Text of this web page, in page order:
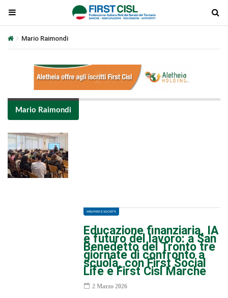
Mario Raimondi
Mario Raimondi
WELFARE E SOCIETÀ
Educazione finanziaria, IA
e futuro del lavoro: a San
Benedetto del Tronto tre
giornate di confronto a
scuola, con First Social
Life e First Cisl Marche
2 Marzo 2026